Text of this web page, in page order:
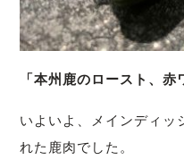
「本州鹿のロースト、赤
いよいよ、メインディッ
れた鹿肉でした。